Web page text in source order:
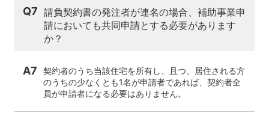
Q7 請負契約書の発注者が連名の場合、補助事業申
請においても共同申請とする必要があります
か？
A7
契約者のうち当該住宅を所有し、且つ、居住される方
のうちの少なくとも1名が申請者であれば、契約者全
員が申請者になる必要はありません。